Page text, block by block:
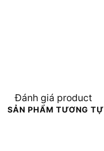
Đánh giá product
SẢN PHẨM TƯƠNG TỰ